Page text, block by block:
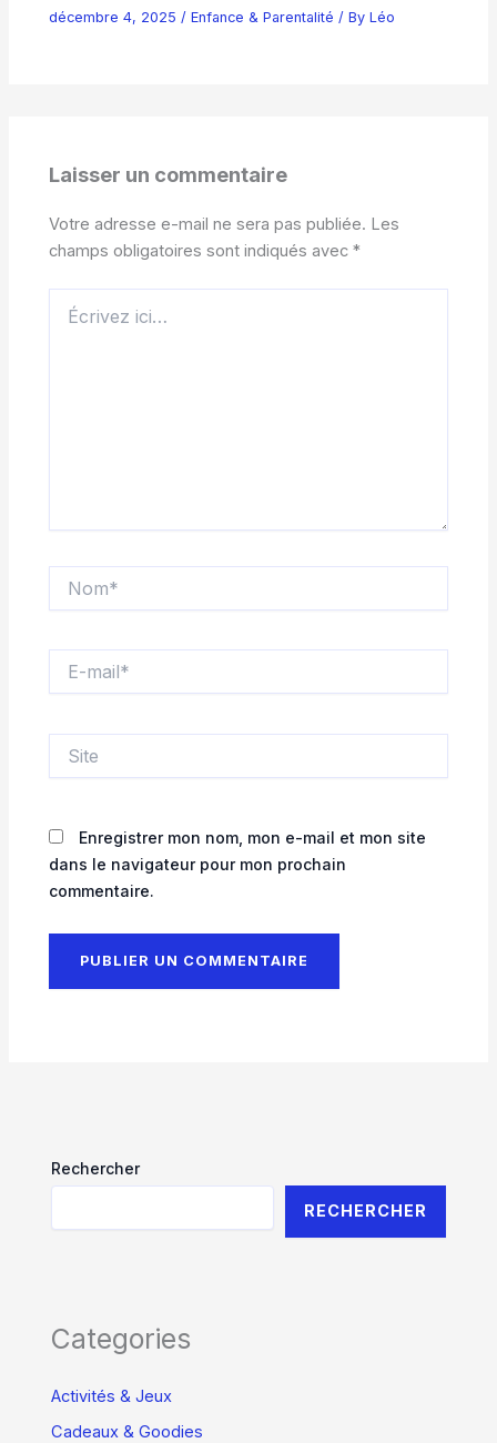
décembre 4, 2025/Enfance & Parentalité / ByLéo
Laisser un commentaire
Votre adresse e-mail ne sera pas publiée. Les
champs obligatoires sont indiqués avec*
ici…
mail*
Enregistrer mon nom, mon e-mail et mon site
dans le navigateur pour mon prochain
commentaire.
Rechercher
RECHERCHER
Categories
Activités & Jeux
Cadeaux & Goodies